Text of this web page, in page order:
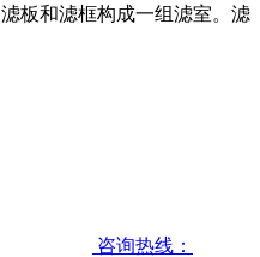
板和滤框构成一组滤室。滤
咨询热线：